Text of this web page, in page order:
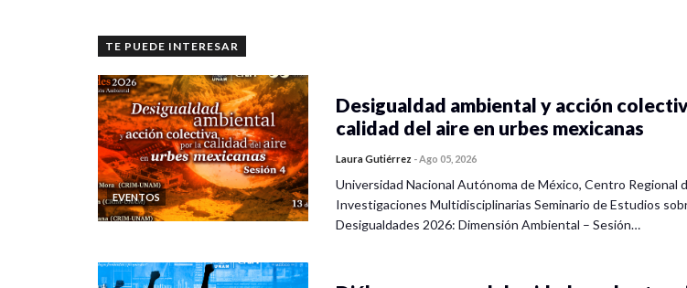
TE PUEDE INTERESAR
EVENTOS
Desigualdad ambiental y acción
calidad del aire en urbes mexicanas
Laura Gutiérrez -Ago 05, 2026
Universidad Nacional Autónoma de México, Centro Regional
Investigaciones Multidisciplinarias Seminario de Estudios
Desigualdades 2026: Dimensión Ambiental – Sesión…